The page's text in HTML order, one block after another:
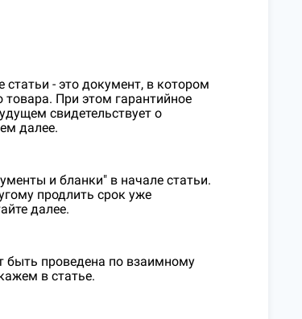
статьи - это документ, в котором
При этом гарантийное
свидетельствует о
далее.
и бланки" в начале статьи.
продлить срок уже
далее.
быть проведена по взаимному
в статье.